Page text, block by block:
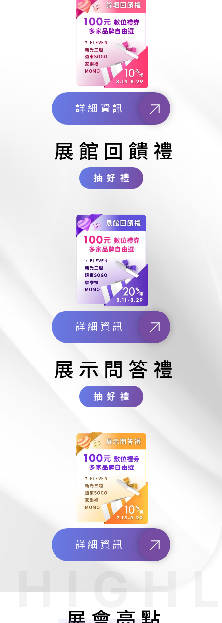
詳細資訊
展館回饋禮
抽好禮
詳細資訊
展示問答禮
抽好禮
詳細資訊